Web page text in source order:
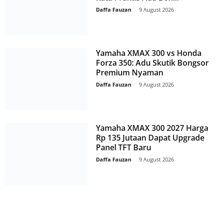
Daffa Fauzan 9 August 2026
Yamaha XMAX 300 vs Honda
Forza 350: Adu Skutik Bongsor
Premium Nyaman
Daffa Fauzan 9 August 2026
Yamaha XMAX 300 2027 Harga
Rp 135 Jutaan Dapat Upgrade
Panel TFT Baru
Daffa Fauzan 9 August 2026